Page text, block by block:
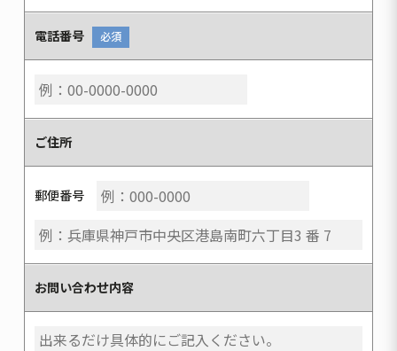
電話番号 必須
ご住所
郵便番号
お問い合わせ内容